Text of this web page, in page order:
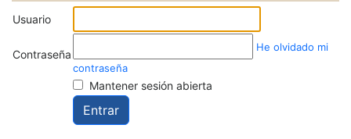
Usuario
Contraseña
He olvidado mi
contraseña
Mantener sesión abierta